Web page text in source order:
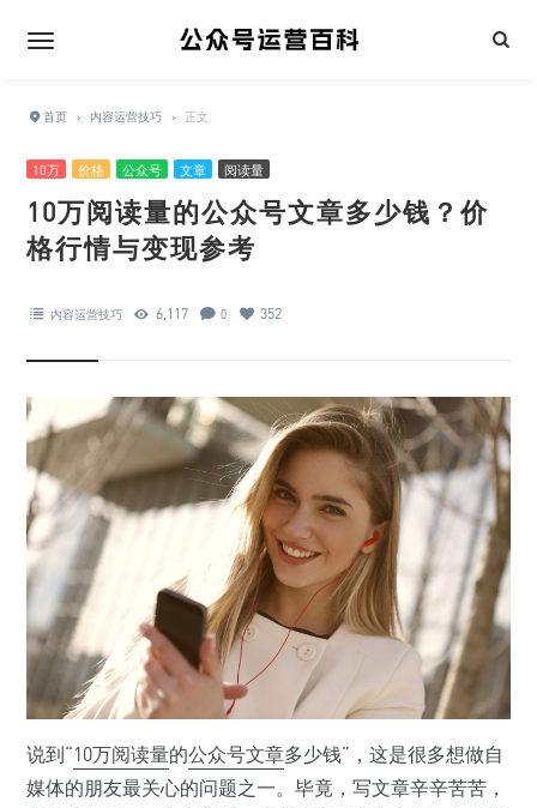
首页 › 内容运营技巧 › 正文
10万 价格 公众号 文章 阅读量
10万阅读量的公众号文章多少钱？价
格行情与变现参考
内容运营技巧 6,117 0 352
说到“10万阅读量的公众号文章多少钱”，这是很多想做自
媒体的朋友最关心的问题之一。毕竟，写文章辛辛苦苦，